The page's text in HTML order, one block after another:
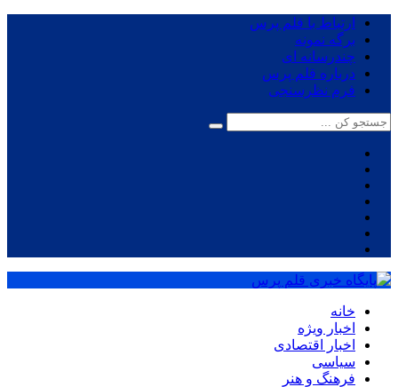
ارتباط با قلم پرس
برگه نمونه
چندرسانه ای
درباره قلم پرس
فرم نظرسنجی
خانه
اخبار ویژه
اخبار اقتصادی
سیاسی
فرهنگ و هنر